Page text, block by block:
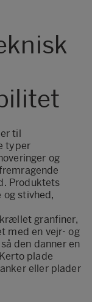
til
typer
og
Produktets
stivhed,
granfiner,
med en vejr- og
den danner en
plade
eller plader